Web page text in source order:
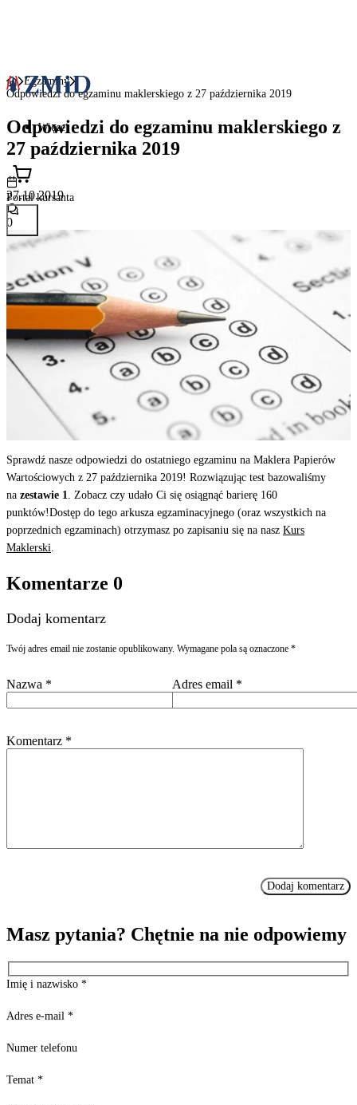
Więcej
Portal kursanta
Egzaminy
Odpowiedzi do egzaminu maklerskiego z 27 października 2019
Odpowiedzi do egzaminu maklerskiego z
27 października 2019
27.10.2019
0
Sprawdź nasze odpowiedzi do ostatniego egzaminu na Maklera Papierów
Wartościowych z 27 października 2019! Rozwiązując test bazowaliśmy
na zestawie 1. Zobacz czy udało Ci się osiągnąć barierę 160
punktów!Dostęp do tego arkusza egzaminacyjnego (oraz wszystkich na
poprzednich egzaminach) otrzymasz po zapisaniu się na nasz Kurs
Maklerski.
Komentarze 0
Dodaj komentarz
Twój adres email nie zostanie opublikowany. Wymagane pola są oznaczone *
Komentarz *
Nazwa * Adres email *
Masz pytania? Chętnie na nie odpowiemy
Imię i nazwisko *
Adres e-mail *
Numer telefonu
Temat *